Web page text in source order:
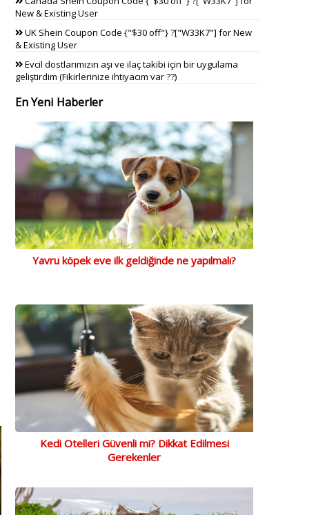
New & Existing User
UK Shein Coupon Code {"$30 off"} ?["W33K7"] for New
& Existing User
Evcil dostlarımızın aşı ve ilaç takibi için bir uygulama
geliştirdim (Fikirlerinize ihtiyacım var ??)
En Yeni Haberler
Yavru köpek eve ilk geldiğinde ne yapılmalı?
Kedi Otelleri Güvenli mi? Dikkat Edilmesi
Gerekenler